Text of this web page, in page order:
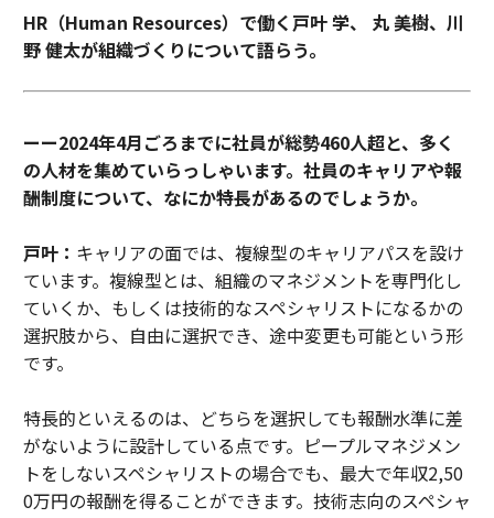
HR（Human Resources）で働く戸叶 学、 丸 美樹、川
野 健太が組織づくりについて語らう。
ーー2024年4月ごろまでに社員が総勢460人超と、多く
の人材を集めていらっしゃいます。社員のキャリアや報
酬制度について、なにか特長があるのでしょうか。
戸叶： キャリアの面では、複線型のキャリアパスを設け
ています。複線型とは、組織のマネジメントを専門化し
ていくか、もしくは技術的なスペシャリストになるかの
選択肢から、自由に選択でき、途中変更も可能という形
です。
特長的といえるのは、どちらを選択しても報酬水準に差
がないように設計している点です。ピープルマネジメン
トをしないスペシャリストの場合でも、最大で年収2,50
0万円の報酬を得ることができます。技術志向のスペシャ